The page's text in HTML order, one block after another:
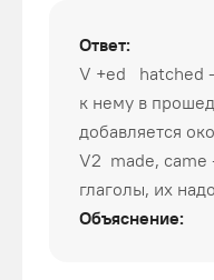
Ответ:
V +ed hatched -
к нему в
добавляется
V2 made, came
глаголы, их
Объяснение: